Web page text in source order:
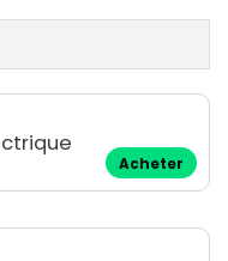
Acheter